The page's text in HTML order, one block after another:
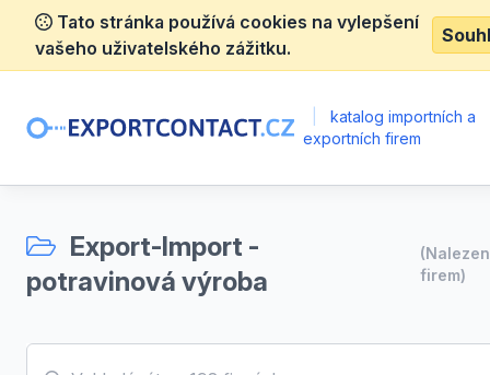
Tato stránka používá cookies na vylepšení
vašeho uživatelského zážitku.
katalog importních a
exportních firem
Export-Import -
potravinová výroba
firem)